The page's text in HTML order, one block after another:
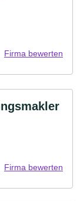
Firma bewerten
Firma bewerten